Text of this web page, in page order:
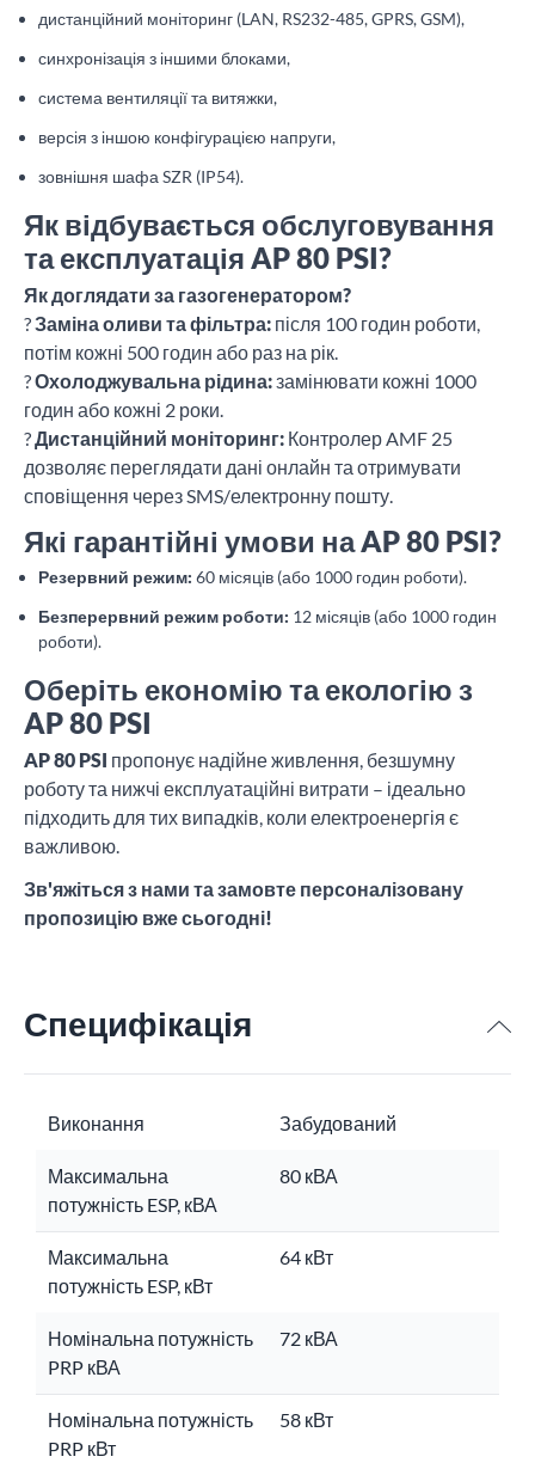
дистанційний моніторинг (LAN, RS232-485, GPRS, GSM),
синхронізація з іншими блоками,
система вентиляції та витяжки,
версія з іншою конфігурацією напруги,
зовнішня шафа SZR (IP54).
Як відбувається обслуговування
та експлуатація AP 80 PSI?
Як доглядати за газогенератором?
?Заміна оливи та фільтра: після 100 годин роботи,
потім кожні 500 годин або раз на рік.
?Охолоджувальна рідина:замінювати кожні 1000
годин або кожні 2 роки.
?Дистанційний моніторинг: Контролер AMF 25
дозволяє переглядати дані онлайн та отримувати
сповіщення через SMS/електронну пошту.
Які гарантійні умови на AP 80 PSI?
Резервний режим: 60 місяців (або 1000 годин роботи).
Безперервний режим роботи: 12 місяців (або 1000 годин
роботи).
Оберіть економію та екологію з
AP 80 PSI
AP 80 PSI пропонує надійне живлення, безшумну
роботу та нижчі експлуатаційні витрати – ідеально
підходить для тих випадків, коли електроенергія є
важливою.
Зв'яжіться з нами та замовте персоналізовану
пропозицію вже сьогодні!
Специфікація
Виконання Забудований
Максимальна
потужність ESP, кВА
80 кВА
Максимальна
потужність ESP, кВт
64 кВт
Номінальна потужність
PRP кВА
72 кВА
Номінальна потужність
PRP кВт
58 кВт